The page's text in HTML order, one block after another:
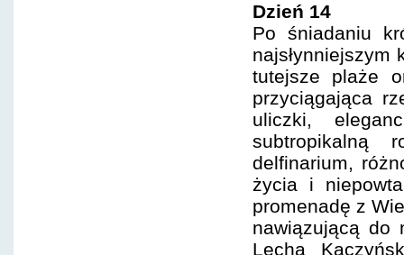
Dzień 14
Po śniadaniu
najsłynniejszym
tutejsze plaże
przyciągająca
uliczki,
subtropikalną
delfinarium,
życia i
promenadę z
nawiązującą do
Lecha